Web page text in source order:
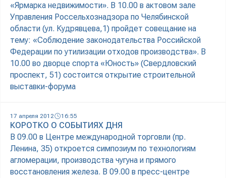
«Ярмарка недвижимости». В 10.00 в актовом зале
Управления Россельхознадзора по Челябинской
области (ул. Кудрявцева,1) пройдет совещание на
тему: «Соблюдение законодательства Российской
Федерации по утилизации отходов производства». В
10.00 во дворце спорта «Юность» (Свердловский
проспект, 51) состоится открытие строительной
выставки-форума
17 апреля 2012 16:55
КОРОТКО О СОБЫТИЯХ ДНЯ
В 09.00 в Центре международной торговли (пр.
Ленина, 35) откроется симпозиум по технологиям
агломерации, производства чугуна и прямого
восстановления железа. В 09.00 в пресс-центре